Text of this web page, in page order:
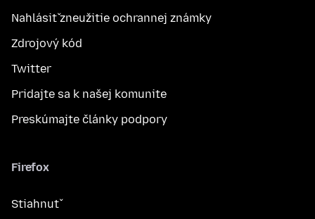
Nahlásiť zneužitie ochrannej známky
Zdrojový kód
Twitter
Pridajte sa k našej komunite
Preskúmajte články podpory
Firefox
Stiahnuť